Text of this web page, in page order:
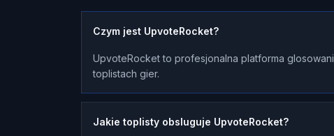
Czym jest UpvoteRocket?
UpvoteRocket to profesjonalna platforma
toplistach gier.
Jakie toplisty obsluguje UpvoteRocket?